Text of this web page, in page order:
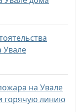
Увале
на Увале
горячую линию